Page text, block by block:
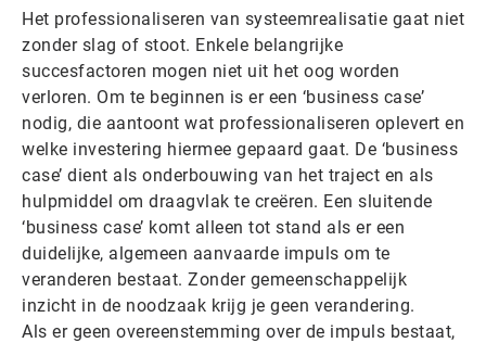
Het professionaliseren van systeemrealisatie gaat niet
zonder slag of stoot. Enkele belangrijke
succesfactoren mogen niet uit het oog worden
verloren. Om te beginnen is er een ‘business case’
nodig, die aantoont wat professionaliseren oplevert en
welke investering hiermee gepaard gaat. De ‘business
case’ dient als onderbouwing van het traject en als
hulpmiddel om draagvlak te creëren. Een sluitende
‘business case’ komt alleen tot stand als er een
duidelijke, algemeen aanvaarde impuls om te
veranderen bestaat. Zonder gemeenschappelijk
inzicht in de noodzaak krijg je geen verandering.
Als er geen overeenstemming over de impuls bestaat,